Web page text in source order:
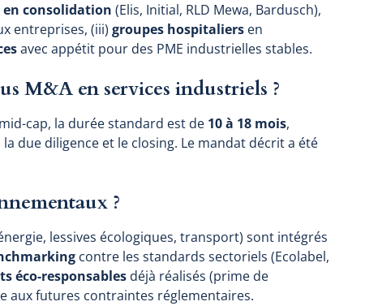
en consolidation (Elis, Initial, RLD Mewa, Bardusch),
entreprises, (iii)groupes hospitaliers en
avec appétit pour des PME industrielles stables.
M&A en services industriels ?
cap, la durée standard est de 10 à 18 mois,
due diligence et le closing. Le mandat décrit a été
?
lessives écologiques, transport) sont intégrés
contre les standards sectoriels (Ecolabel,
éco-responsables déjà réalisés (prime de
aux futures contraintes réglementaires.